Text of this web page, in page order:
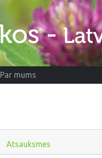
Par mums
Atsauksmes